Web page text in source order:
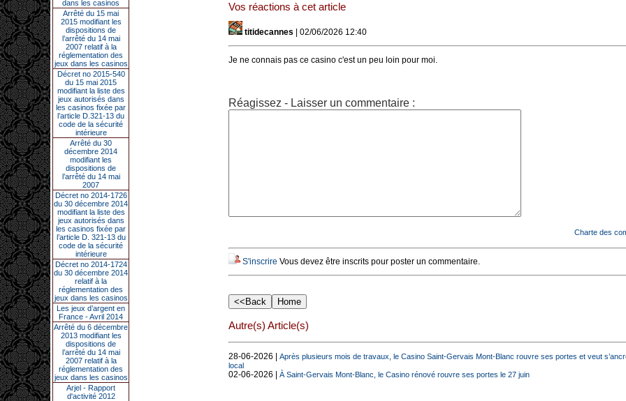
dans les casinos
Arrêté du 15 mai
2015 modifiant les
dispositions de
l’arrêté du 14 mai
2007 relatif à la
réglementation des
jeux dans les casinos
Décret no 2015-540
du 15 mai 2015
modifiant la liste des
jeux autorisés dans
les casinos fixée par
l’article D.321-13 du
code de la sécurité
intérieure
Arrêté du 30
décembre 2014
modifiant les
dispositions de
l’arrêté du 14 mai
2007
Décret no 2014-1726
du 30 décembre 2014
modifiant la liste des
jeux autorisés dans
les casinos fixée par
l’article D. 321-13 du
code de la sécurité
intérieure
Décret no 2014-1724
du 30 décembre 2014
relatif à la
réglementation des
jeux dans les casinos
Les jeux d’argent en
France - Avril 2014
Arrêté du 6 décembre
2013 modifiant les
dispositions de
l’arrêté du 14 mai
2007 relatif à la
réglementation des
jeux dans les casinos
Arjel - Rapport
d'activité 2012
Vos réactions à cet article
titidecannes | 02/06/2026 12:40
Je ne connais pas ce casino c'est un peu loin pour moi.
Réagissez - Laisser un commentaire :
Charte des
S'inscrire Vous devez être inscrits pour poster un commentaire.
Autre(s) Article(s)
28-06-2026 |
Après plusieurs mois de travaux, le Casino Saint-Gervais Mont-Blanc rouvre ses portes et veut
local
02-06-2026 | À Saint-Gervais Mont-Blanc, le Casino rénové rouvre ses portes le 27 juin